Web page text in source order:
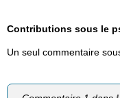
Contributions sous le
Un seul commentaire